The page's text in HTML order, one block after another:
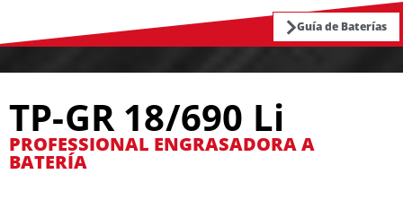
Guía de Baterías
TP-GR 18/690 Li
PROFESSIONAL ENGRASADORA A
BATERÍA